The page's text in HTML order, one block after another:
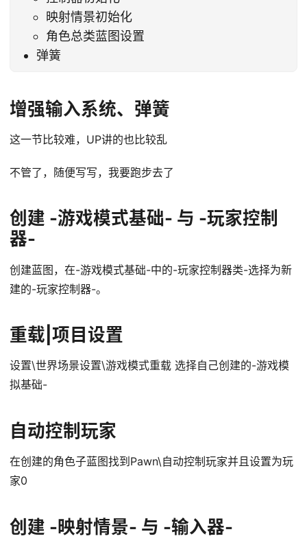
映射情景初始化
角色总类蓝图设置
弹簧
增强输入系统、弹簧
这一节比较难，UP讲的也比较乱
不管了，随便写写，我要跑步去了
创建 -游戏模式基础- 与 -玩家控制
器-
创建蓝图，在-游戏模式基础-中的-玩家控制器类-选择为新
建的-玩家控制器-。
重载|项目设置
设置\世界场景设置\游戏模式重载 选择自己创建的-游戏模
拟基础-
自动控制玩家
在创建的角色子蓝图找到Pawn\自动控制玩家并且设置为玩
家0
创建 -映射情景- 与 -输入器-